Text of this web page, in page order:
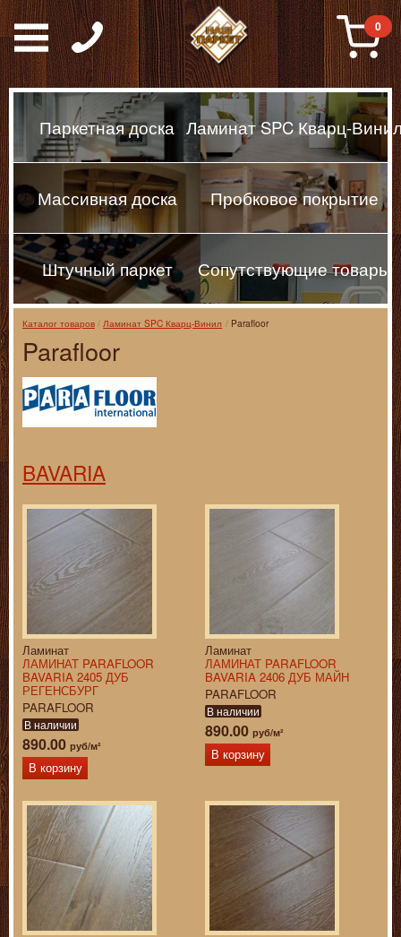
Паркет, Штучный
0
Паркетная доска Ламинат SPC Кварц-
Массивная доска Пробковое покрытие
Штучный паркет Сопутствующие товары
Каталог товаров Ламинат SPC Кварц-Винил Parafloor
Parafloor
BAVARIA
Ламинат
ЛАМИНАТ PARAFLOOR
BAVARIA 2405 ДУБ
РЕГЕНСБУРГ
PARAFLOOR
В наличии
890.00 руб/м²
В корзину
Ламинат
ЛАМИНАТ PARAFLOOR
BAVARIA 2406 ДУБ МАЙН
PARAFLOOR
В наличии
890.00 руб/м²
В корзину